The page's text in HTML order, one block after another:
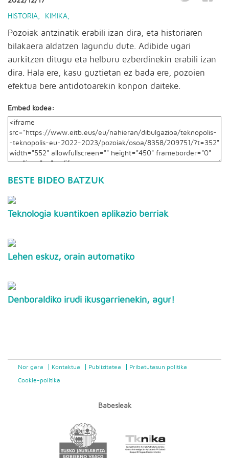
HISTORIA KIMIKA
Pozoiak antzinatik erabili izan dira, eta historiaren
bilakaera aldatzen lagundu dute. Adibide ugari
aurkitzen ditugu eta helburu ezberdinekin erabili izan
dira. Hala ere, kasu guztietan ez bada ere, pozoien
efektua bere antidotoarekin konpon daiteke.
Embed kodea:
BESTE BIDEO BATZUK
Teknologia kuantikoen aplikazio berriak
Lehen eskuz, orain automatiko
Denboraldiko irudi ikusgarrienekin, agur!
Nor gara Kontaktua Publizitatea Pribatutasun politika
Cookie-politika
Babesleak